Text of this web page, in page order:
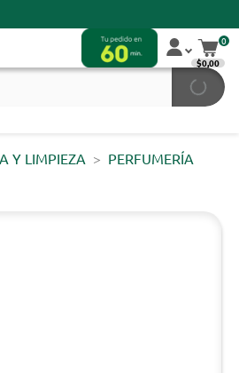
0
$0,00
Y LIMPIEZA
PERFUMERÍA